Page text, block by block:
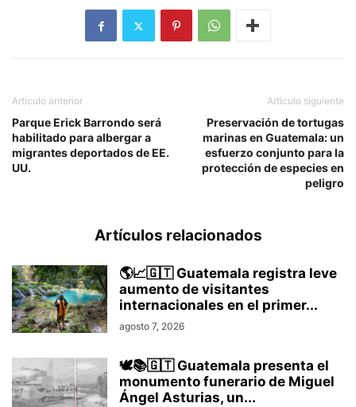
Artículo anterior
Parque Erick Barrondo será
habilitado para albergar a
migrantes deportados de EE.
UU.
Artículo siguiente
Preservación de tortugas
marinas en Guatemala: un
esfuerzo conjunto para la
protección de especies en
peligro
Artículos relacionados
🌎📈🇬🇹 Guatemala registra leve
aumento de visitantes
internacionales en el primer...
agosto 7, 2026
🕊️📚🇬🇹 Guatemala presenta el
monumento funerario de Miguel
Ángel Asturias, un...